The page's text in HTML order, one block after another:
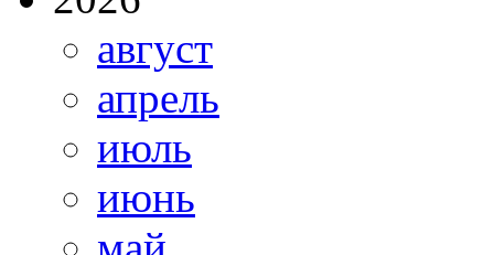
август
апрель
июль
июнь